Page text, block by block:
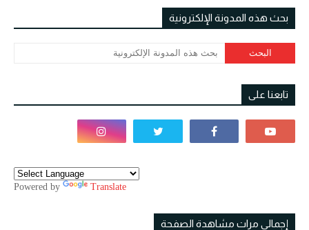
بحث هذه المدونة الإلكترونية
تابعنا على
Powered by Translate
إجمالي مرات مشاهدة الصفحة